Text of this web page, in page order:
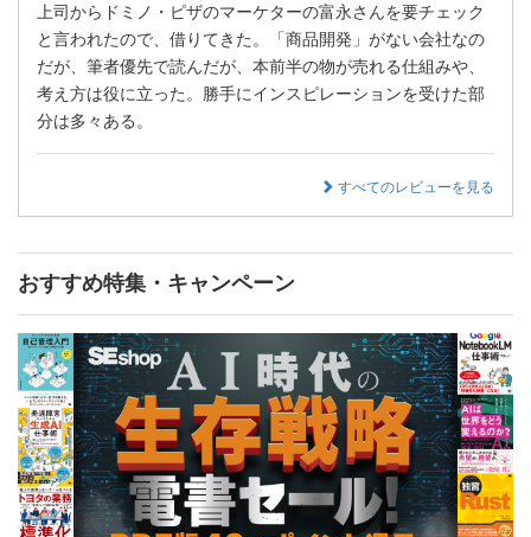
上司からドミノ・ピザのマーケターの富永さんを要チェック
と言われたので、借りてきた。「商品開発」がない会社なの
だが、筆者優先で読んだが、本前半の物が売れる仕組みや、
考え方は役に立った。勝手にインスピレーションを受けた部
分は多々ある。
すべてのレビューを見る
おすすめ特集・キャンペーン